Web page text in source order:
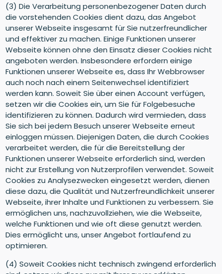
(3) Die Verarbeitung personenbezogener Daten durch
die vorstehenden Cookies dient dazu, das Angebot
unserer Webseite insgesamt für Sie nutzerfreundlicher
und effektiver zu machen. Einige Funktionen unserer
Webseite können ohne den Einsatz dieser Cookies nicht
angeboten werden. Insbesondere erfordern einige
Funktionen unserer Webseite es, dass Ihr Webbrowser
auch noch nach einem Seitenwechsel identifiziert
werden kann. Soweit Sie über einen Account verfügen,
setzen wir die Cookies ein, um Sie für Folgebesuche
identifizieren zu können. Dadurch wird vermieden, dass
Sie sich bei jedem Besuch unserer Webseite erneut
einloggen müssen. Diejenigen Daten, die durch Cookies
verarbeitet werden, die für die Bereitstellung der
Funktionen unserer Webseite erforderlich sind, werden
nicht zur Erstellung von Nutzerprofilen verwendet. Soweit
Cookies zu Analysezwecken eingesetzt werden, dienen
diese dazu, die Qualität und Nutzerfreundlichkeit unserer
Webseite, ihrer Inhalte und Funktionen zu verbessern. Sie
ermöglichen uns, nachzuvollziehen, wie die Webseite,
welche Funktionen und wie oft diese genutzt werden.
Dies ermöglicht uns, unser Angebot fortlaufend zu
optimieren.
(4) Soweit Cookies nicht technisch zwingend erforderlich